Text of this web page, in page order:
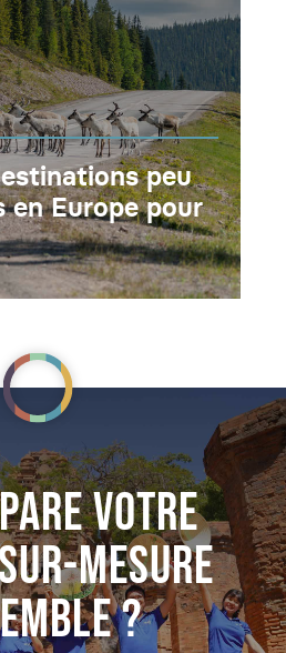
peu
Europe pour
VOTRE
MESURE
?